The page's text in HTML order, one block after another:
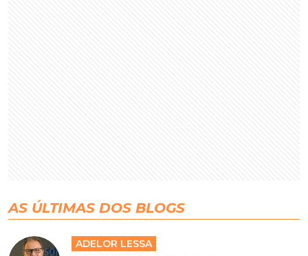
AS ÚLTIMAS DOS BLOGS
ADELOR LESSA